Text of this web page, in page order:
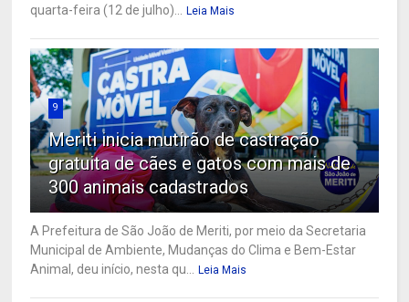
quarta-feira (12 de julho)... Leia Mais
9
Meriti inicia mutirão de castração
gratuita de cães e gatos com mais de
300 animais cadastrados
A Prefeitura de São João de Meriti, por meio da Secretaria
Municipal de Ambiente, Mudanças do Clima e Bem-Estar
Animal, deu início, nesta qu... Leia Mais